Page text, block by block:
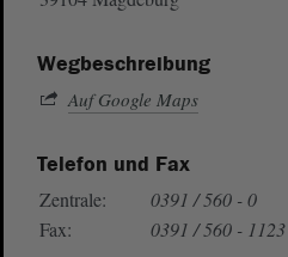
Wegbeschreibung
Auf Google Maps
Telefon und Fax
Zentrale:
0391 / 560 - 0
Fax:
0391 / 560 - 1123